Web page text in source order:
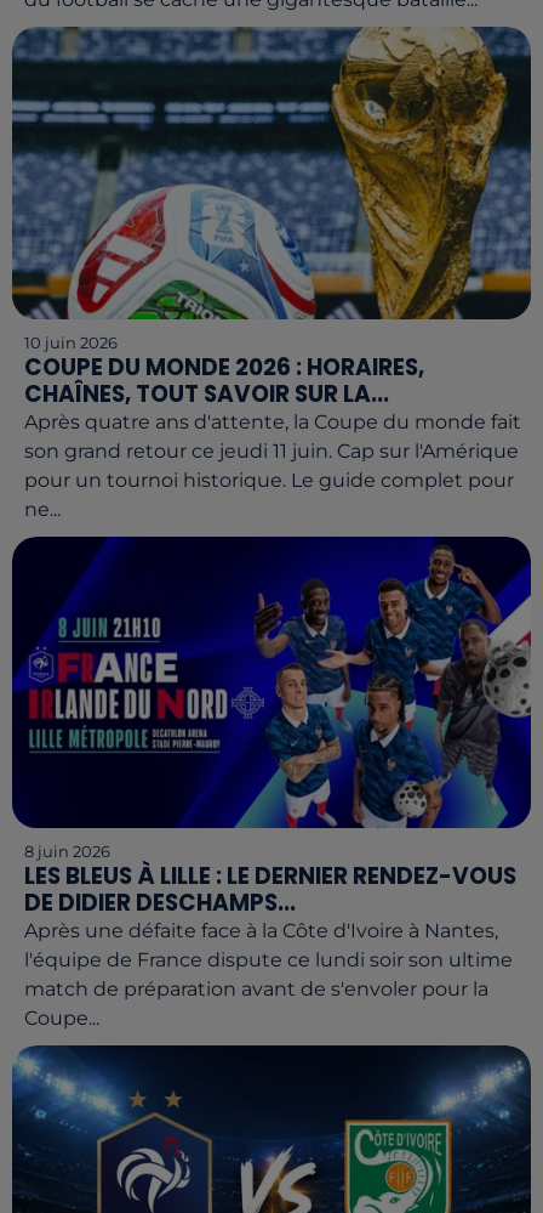
10 juin 2026
COUPE DU MONDE 2026 : HORAIRES,
CHAÎNES, TOUT SAVOIR SUR LA...
Après quatre ans d'attente, la Coupe du monde fait
son grand retour ce jeudi 11 juin. Cap sur l'Amérique
pour un tournoi historique. Le guide complet pour
ne...
8 juin 2026
LES BLEUS À LILLE : LE DERNIER RENDEZ-VOUS
DE DIDIER DESCHAMPS...
Après une défaite face à la Côte d'Ivoire à Nantes,
l'équipe de France dispute ce lundi soir son ultime
match de préparation avant de s'envoler pour la
Coupe...